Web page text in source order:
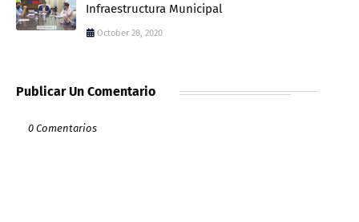
Infraestructura Municipal
October 28, 2020
Publicar Un Comentario
0 Comentarios